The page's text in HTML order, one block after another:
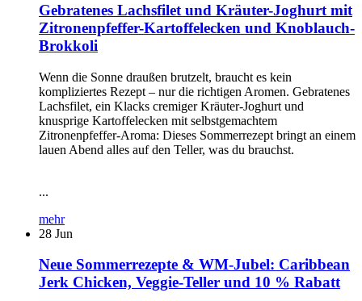
Gebratenes Lachsfilet und Kräuter-Joghurt mit
Zitronenpfeffer-Kartoffelecken und Knoblauch-
Brokkoli
Wenn die Sonne draußen brutzelt, braucht es kein
kompliziertes Rezept – nur die richtigen Aromen. Gebratenes
Lachsfilet, ein Klacks cremiger Kräuter-Joghurt und
knusprige Kartoffelecken mit selbstgemachtem
Zitronenpfeffer-Aroma: Dieses Sommerrezept bringt an einem
lauen Abend alles auf den Teller, was du brauchst.
...
mehr
28 Jun
Neue Sommerrezepte & WM-Jubel: Caribbean
Jerk Chicken, Veggie-Teller und 10 % Rabatt